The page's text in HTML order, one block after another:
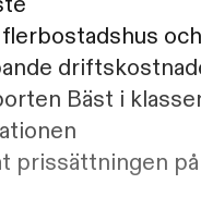
och
Bäst i
prissättningen på